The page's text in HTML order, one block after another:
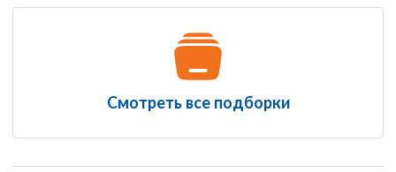
Смотреть все подборки